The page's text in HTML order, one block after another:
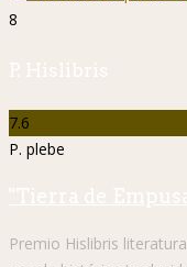
8
P. Hislibris
7.6
P. plebe
"Tierra de
Premio Hislibris